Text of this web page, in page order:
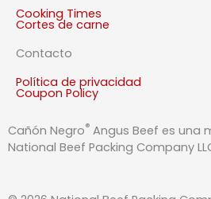
Cooking Times
Cortes de carne
Contacto
Política de privacidad
Coupon Policy
Cañón Negro® Angus Beef es una
National Beef Packing Company